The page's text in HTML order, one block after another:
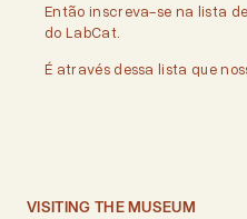
Então inscreva-se na lista
do LabCat.
É através dessa lista que
VISITING THE MUSEUM